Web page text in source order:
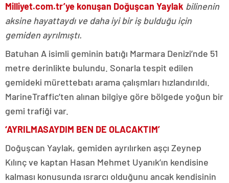
Milliyet.com.tr’ye konuşan Doğuşcan Yaylak bilinenin
aksine hayattaydı ve daha iyi bir iş bulduğu için
gemiden ayrılmıştı.
Batuhan A isimli geminin batığı Marmara Denizi’nde 51
metre derinlikte bulundu. Sonarla tespit edilen
gemideki mürettebatı arama çalışmları hızlandırıldı.
MarineTraffic’ten alınan bilgiye göre bölgede yoğun bir
gemi trafiği var.
‘AYRILMASAYDIM BEN DE OLACAKTIM’
Doğuşcan Yaylak, gemiden ayrılırken aşçı Zeynep
Kılınç ve kaptan Hasan Mehmet Uyanık’ın kendisine
kalması konusunda ısrarcı olduğunu ancak kendisinin